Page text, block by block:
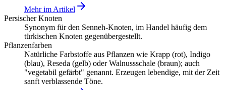
Mehr im Artikel
Persischer Knoten
Synonym für den Senneh-Knoten, im Handel häufig dem
türkischen Knoten gegenübergestellt.
Pflanzenfarben
Natürliche Farbstoffe aus Pflanzen wie Krapp (rot), Indigo
(blau), Reseda (gelb) oder Walnussschale (braun); auch
"vegetabil gefärbt" genannt. Erzeugen lebendige, mit der Zeit
sanft verblassende Töne.